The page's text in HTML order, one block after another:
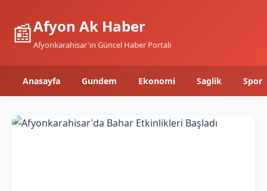
📰Afyon Ak Haber
Afyonkarahisar'ın Güncel Haber Portalı
Anasayfa Gundem Ekonomi Saglik Spor